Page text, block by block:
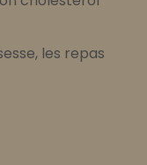
les repas